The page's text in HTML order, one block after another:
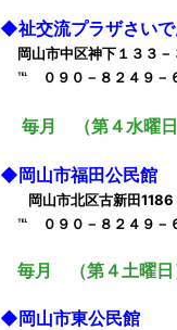
◆祉交流プラザさいで
岡山市中区神下１３３－
℡ ０９０－８２４９－
毎月 （第４水曜
◆岡山市福田公民館
岡山市北区古新田1186
℡ ０９０－８２４９－
毎月 （第４土曜
◆岡山市東公民館